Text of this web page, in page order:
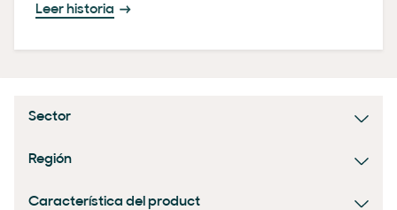
Leer historia
Sector
Región
Característica del product